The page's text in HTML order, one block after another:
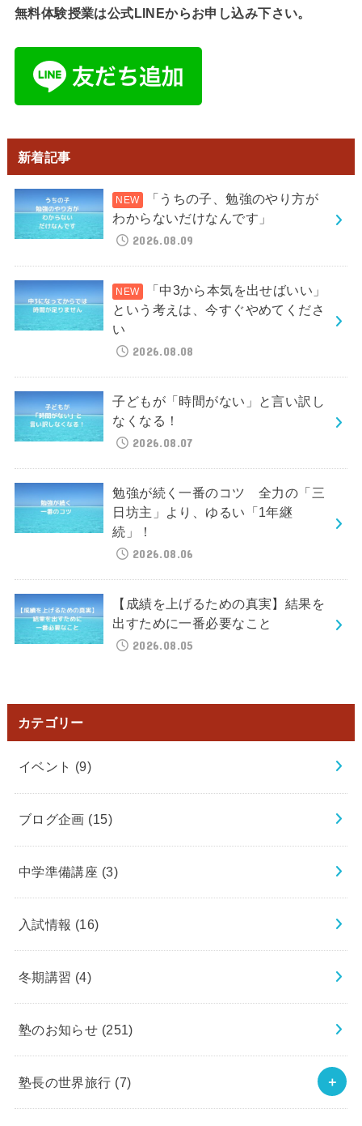
無料体験授業は公式LINEからお申し込み下さい。
新着記事
「うちの子、勉強のやり方が
わからないだけなんです」
2026.08.09
「中3から本気を出せばいい」
という考えは、今すぐやめてくださ
い
2026.08.08
子どもが「時間がない」と言い訳し
なくなる！
2026.08.07
勉強が続く一番のコツ 全力の「三
日坊主」より、ゆるい「1年継
続」！
2026.08.06
【成績を上げるための真実】結果を
出すために一番必要なこと
2026.08.05
カテゴリー
イベント (9)
ブログ企画 (15)
中学準備講座 (3)
入試情報 (16)
冬期講習 (4)
塾のお知らせ (251)
塾長の世界旅行 (7)